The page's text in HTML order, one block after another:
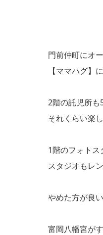
門前仲町にオ
【ママハグ】
2階の託児所
それくらい楽
1階のフォトス
スタジオもレ
やめた方が良
富岡八幡宮が